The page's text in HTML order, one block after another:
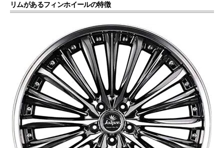
リムがあるフィンホイールの特徴